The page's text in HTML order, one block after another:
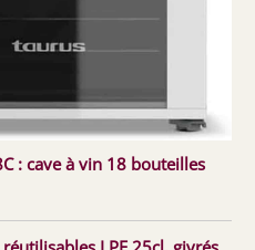
: cave à vin 18 bouteilles